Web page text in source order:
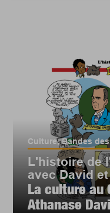
Culture,Bandes
L'histoire de
avec David
La culture au
Athanase